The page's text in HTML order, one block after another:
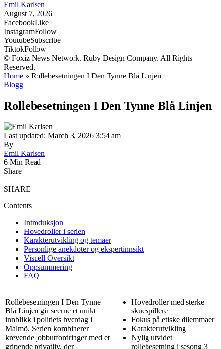
Emil Karlsen
August 7, 2026
FacebookLike
InstagramFollow
YoutubeSubscribe
TiktokFollow
© Foxiz News Network. Ruby Design Company. All Rights
Reserved.
Home » Rollebesetningen I Den Tynne Blå Linjen
Blogg
Rollebesetningen I Den Tynne Blå Linjen
Last updated: March 3, 2026 3:54 am
By
Emil Karlsen
6 Min Read
Share
SHARE
Contents
Introduksjon
Hovedroller i serien
Karakterutvikling og temaer
Personlige anekdoter og ekspertinnsikt
Visuell Oversikt
Oppsummering
FAQ
Rollebesetningen I Den Tynne
Blå Linjen gir seerne et unikt
innblikk i politiets hverdag i
Malmö. Serien kombinerer
krevende jobbutfordringer med et
gripende privatliv, der
Hovedroller med sterke
skuespillere
Fokus på etiske dilemmaer
Karakterutvikling
Nylig utvidet
rollebesetning i sesong 3